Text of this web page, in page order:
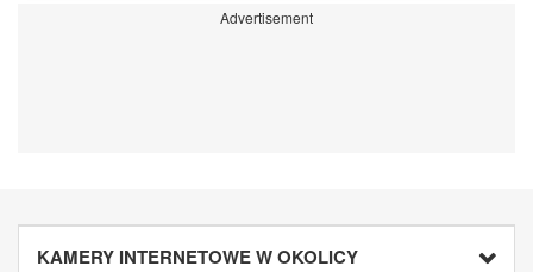
Advertisement
KAMERY INTERNETOWE W OKOLICY